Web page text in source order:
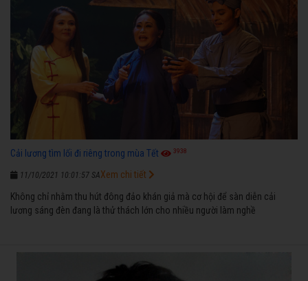
Cải lương tìm lối đi riêng trong mùa Tết 3938
11/10/2021 10:01:57 SA
Không chỉ nhằm thu hút đông đảo khán giả mà cơ hội để sàn diễn cải
lương sáng đèn đang là thử thách lớn cho nhiều người làm nghề
Xem chi tiết